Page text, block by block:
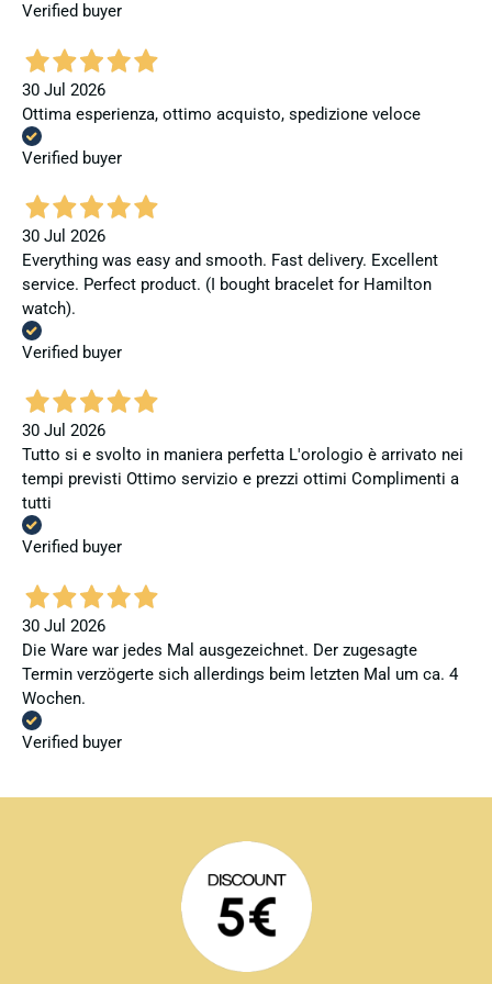
Verified buyer
30 Jul 2026
Ottima esperienza, ottimo acquisto, spedizione veloce
Verified buyer
30 Jul 2026
Everything was easy and smooth. Fast delivery. Excellent
service. Perfect product. (I bought bracelet for Hamilton
watch).
Verified buyer
30 Jul 2026
Tutto si e svolto in maniera perfetta L'orologio è arrivato nei
tempi previsti Ottimo servizio e prezzi ottimi Complimenti a
tutti
Verified buyer
30 Jul 2026
Die Ware war jedes Mal ausgezeichnet. Der zugesagte
Termin verzögerte sich allerdings beim letzten Mal um ca. 4
Wochen.
Verified buyer